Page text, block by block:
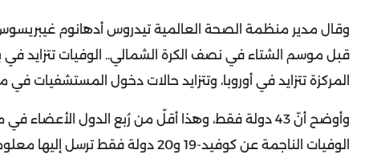
قبل موسم الشتاء في نصف الكرة الشمالي.. الوفيات تتزايد
المركزة تتزايد في أوروبا، وتتزايد حالات دخول المستشفيات
الوفيات الناجمة عن كوفيد-19 و20 دولة فقط ترسل إليها معلومات بشأن الحالات التي تستدعي دخول المستشفيات.